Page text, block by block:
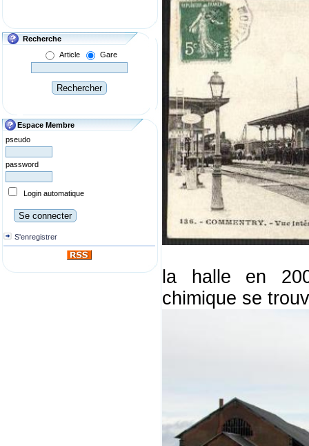
Recherche
Article
Gare
Espace Membre
pseudo
password
Login automatique
S'enregistrer
la halle en
chimique se